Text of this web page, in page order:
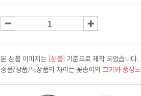
본 상품 이미지는 [상품] 기준으로 제작 되었습니다.
중품/상품/특상품의 차이는 꽃송이의크기와 풍성도